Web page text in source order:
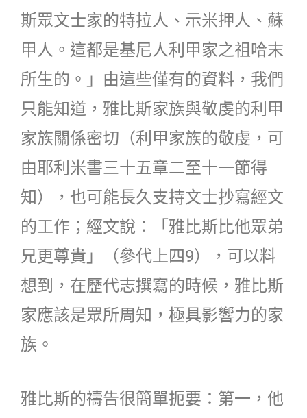
斯眾文士家的特拉人、示米押人、蘇
甲人。這都是基尼人利甲家之祖哈末
所生的。」由這些僅有的資料，我們
只能知道，雅比斯家族與敬虔的利甲
家族關係密切（利甲家族的敬虔，可
由耶利米書三十五章二至十一節得
知），也可能長久支持文士抄寫經文
的工作；經文說：「雅比斯比他眾弟
兄更尊貴」（參代上四9），可以料
想到，在歷代志撰寫的時候，雅比斯
家應該是眾所周知，極具影響力的家
族。
雅比斯的禱告很簡單扼要：第一，他